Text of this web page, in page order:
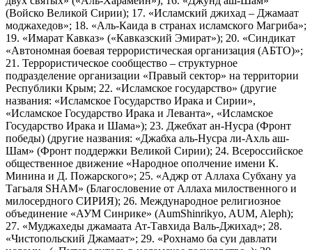
(Войско Великой Сирии); 17. «Исламский джихад – Джамаат
моджахедов»; 18. «Аль-Каида в странах исламского Магриба»;
19. «Имарат Кавказ» («Кавказский Эмират»); 20. «Синдикат
«Автономная боевая террористическая организация (АБТО)»;
21. Террористическое сообщество – структурное
подразделение организации «Правый сектор» на территории
Республики Крым; 22. «Исламское государство» (другие
названия: «Исламское Государство Ирака и Сирии»,
«Исламское Государство Ирака и Леванта», «Исламское
Государство Ирака и Шама»); 23. Джебхат ан-Нусра (Фронт
победы) (другие названия: «Джабха аль-Нусра ли-Ахль аш-
Шам» (Фронт поддержки Великой Сирии); 24. Всероссийское
общественное движение «Народное ополчение имени К.
Минина и Д. Пожарского»; 25. «Аджр от Аллаха Субхану уа
Тагьаля SHAM» (Благословение от Аллаха милоственного и
милосердного СИРИЯ); 26. Международное религиозное
объединение «АУМ Синрике» (AumShinrikyo, AUM, Aleph);
27. «Муджахеды джамаата Ат-Тавхида Валь-Джихад»; 28.
«Чистопольский Джамаат»; 29. «Рохнамо ба суи давлати